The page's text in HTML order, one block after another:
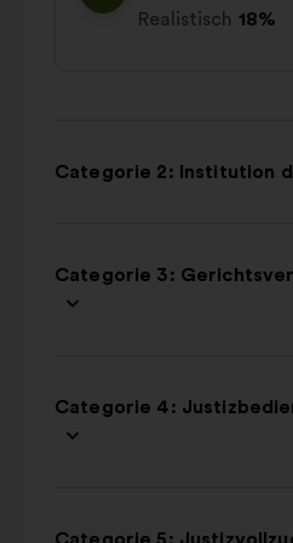
Realistisch 18%
Categorie 2: Institution
Categorie 3:
Categorie 4: